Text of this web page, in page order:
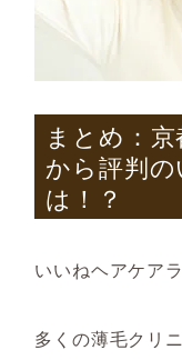
まとめ：
から評判
は！？
いいねヘアケア
多くの薄毛クリ